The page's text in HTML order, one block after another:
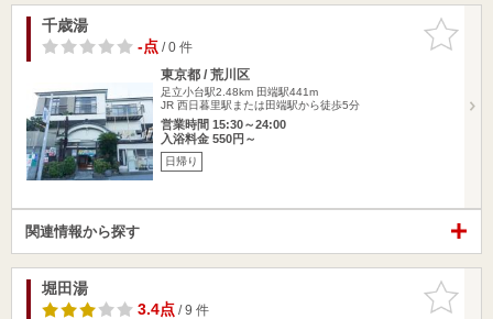
お気に入
りに追加
千歳湯
-点/ 0 件
東京都 / 荒川区
足立小台駅2.48km 田端駅441m
JR 西日暮里駅または田端駅から徒歩5分
営業時間 15:30～24:00
入浴料金 550円～
日帰り
関連情報から探す
お気に入
りに追加
堀田湯
3.4点/ 9 件